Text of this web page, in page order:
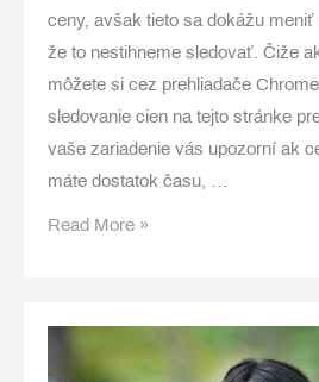
ceny, avšak tieto sa dokážu meniť
že to nestihneme sledovať. Čiže
môžete si cez prehliadače
sledovanie cien na tejto stránke
vaše zariadenie vás upozorní ak
máte dostatok času, …
Ako
Read More »